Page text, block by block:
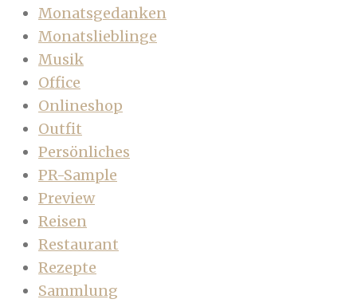
Monatsgedanken
Monatslieblinge
Musik
Office
Onlineshop
Outfit
Persönliches
PR-Sample
Preview
Reisen
Restaurant
Rezepte
Sammlung